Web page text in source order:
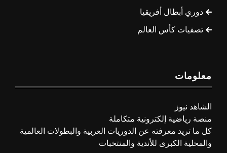
دوري أبطال أفريقيا
تصفيات كأس العالم
معلومات
الشاهد نيوز
منصة رياضية إلكترونية متكاملة
كل ما تريد معرفته عن الدوريات العربية والبطولات العالمية
والمحلية الكبرى للأندية والمنتخبات